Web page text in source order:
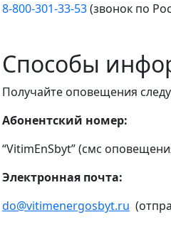
8-800-301-33-53(звонок по
Способы
Получайте оповещения
Абонентский номер:
“VitimEnSbyt” (смс
Электронная почта:
do@vitimenergosbyt.ru